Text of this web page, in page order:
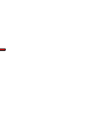
Поиск